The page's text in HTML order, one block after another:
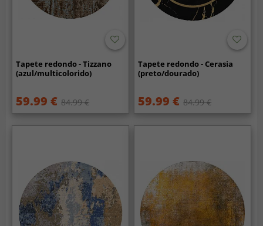
Tapete redondo - Tizzano
(azul/multicolorido)
59.99 € 84.99 €
Tapete redondo - Cerasia
(preto/dourado)
59.99 € 84.99 €